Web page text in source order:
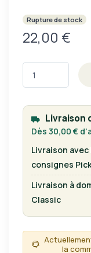
Rupture de stock
22,00 €
Livraison
Dès 30,00 €
Livraison
consignes
Livraison à
Classic
🌻
la